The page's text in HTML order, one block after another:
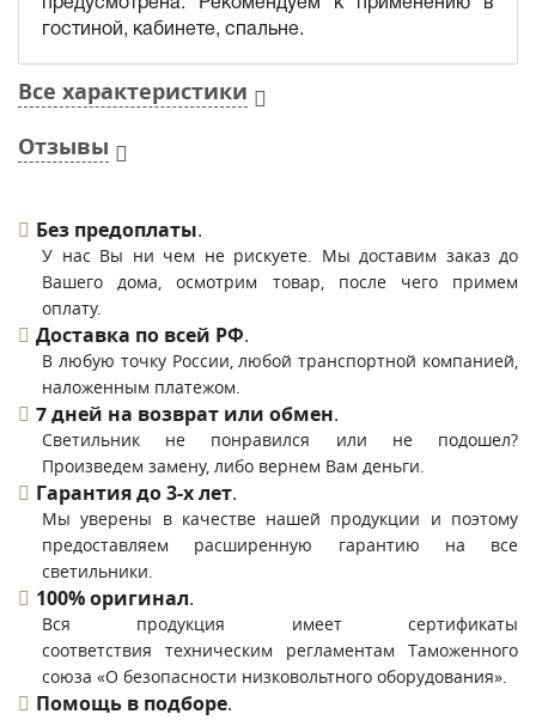
гостиной, кабинете, спальне.
Все характеристики
Отзывы
Без предоплаты.
У нас Вы ни чем не рискуете. Мы доставим заказ до
Вашего дома, осмотрим товар, после чего примем
оплату.
Доставка по всей РФ.
В любую точку России, любой транспортной компанией,
наложенным платежом.
7 дней на возврат или обмен.
Светильник не понравился или не подошел?
Произведем замену, либо вернем Вам деньги.
Гарантия до 3-х лет.
Мы уверены в качестве нашей продукции и поэтому
предоставляем расширенную гарантию на все
светильники.
100% оригинал.
Вся продукция имеет сертификаты
соответствия техническим регламентам Таможенного
союза «О безопасности низковольтного оборудования».
Помощь в подборе.